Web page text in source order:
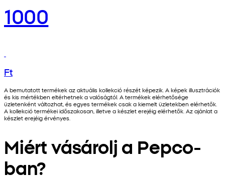
1000
Ft
A bemutatott termékek az aktuális kollekció részét képezik. A képek illusztrációk
és kis mértékben eltérhetnek a valóságtól. A termékek elérhetősége
üzletenként változhat, és egyes termékek csak a kiemelt üzletekben elérhetők.
A kollekció termékei időszakosan, illetve a készlet erejéig elérhetők. Az ajánlat a
készlet erejéig érvényes.
Miért vásárolj a Pepco-
ban?